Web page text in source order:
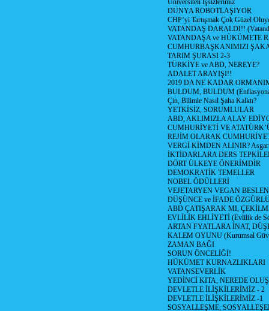
Üniversiteli İşsizlerimiz
DÜNYA ROBOTLAŞIYOR
CHP’yi Tartışmak Çok Güzel
VATANDAŞ DARALDI!!
VATANDAŞA ve HÜKÜMETE
CUMHURBAŞKANIMIZI
TARIM ŞURASI 2-3
TÜRKİYE ve ABD, NEREYE?
ADALET ARAYIŞI!!
2019 DA NE KADAR
BULDUM, BULDUM
Çin, Bilimle Nasıl Şaha Kalktı?
YETKİSİZ, SORUMLULAR
ABD, AKLIMIZLA ALAY
CUMHURİYETİ VE
REJİM OLARAK
VERGİ KİMDEN ALINIR?
İKTİDARLARA DERS
DÖRT ÜLKEYE ÖNERİMDİR
DEMOKRATİK TEMELLER
NOBEL ÖDÜLLERİ
VEJETARYEN VEGAN
DÜŞÜNCE ve İFADE
ABD ÇATIŞARAK MI,
EVLİLİK EHLİYETİ (Evlilik de
ARTAN FYATLARA İNAT,
KALEM OYUNU (Kurumsal
ZAMAN BAĞI
SORUN ÖNCELİĞİ!
HÜKÜMET KURNAZLIKLARI
VATANSEVERLİK
YEDİNCİ KITA, NEREDE
DEVLETLE İLİŞKİLERİMİZ - 2
DEVLETLE İLİŞKİLERİMİZ -1
SOSYALLEŞME,